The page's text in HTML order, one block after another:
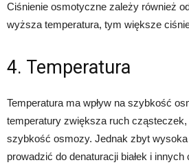
Ciśnienie osmotyczne zależy również
wyższa temperatura, tym większe
4. Temperatura
Temperatura ma wpływ na szybkość
temperatury zwiększa ruch
szybkość osmozy. Jednak zbyt
prowadzić do denaturacji białek i